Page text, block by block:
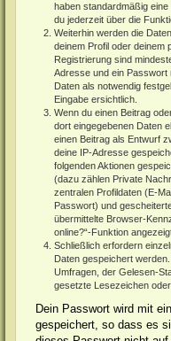
haben standardmäßig
du jederzeit über die
Weiterhin werden die
deinem Profil oder deinem
Registrierung sind
Adresse und ein Passwort
Daten als notwendig
Eingabe ersichtlich.
Wenn du einen Beitrag
dort eingegebenen Daten
einen Beitrag als Entwurf
deine IP-Adresse
folgenden Aktionen
(dazu zählen Private
zentralen Profildaten (E-
Passwort) und
übermittelte Browser-
online?“-Funktion
Schließlich erfordern
Daten gespeichert
Umfragen, der Gelesen-
gesetzte Lesezeichen
Dein Passwort wird mit
gespeichert, so dass es